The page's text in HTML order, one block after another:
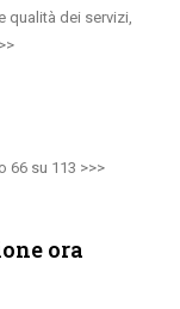
qualità dei servizi,
66 su 113
ora